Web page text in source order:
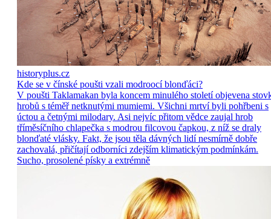
historyplus.cz
Kde se v čínské poušti vzali modroocí blonďáci?
V poušti Taklamakan byla koncem minulého století objevena
hrobů s téměř netknutými mumiemi. Všichni mrtví byli pohřbeni s
úctou a četnými milodary. Asi nejvíc přitom vědce zaujal hrob
tříměsíčního chlapečka s modrou filcovou čapkou, z níž se draly
blonďaté vlásky. Fakt, že jsou těla dávných lidí nesmírně dobře
zachovalá, přičítají odborníci zdejším klimatickým podmínkám.
Sucho, prosolené písky a extrémně